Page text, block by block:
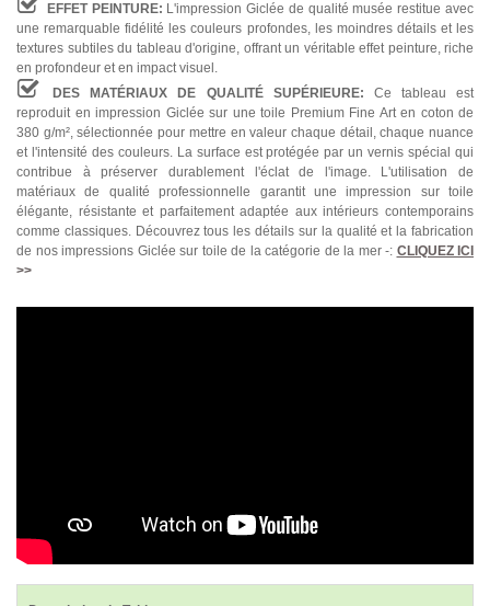
EFFET PEINTURE: L'impression Giclée de qualité musée restitue avec
une remarquable fidélité les couleurs profondes, les moindres détails et les
textures subtiles du tableau d'origine, offrant un véritable effet peinture, riche
en profondeur et en impact visuel.
DES MATÉRIAUX DE QUALITÉ SUPÉRIEURE: Ce tableau est
reproduit en impression Giclée sur une toile Premium Fine Art en coton de
380 g/m², sélectionnée pour mettre en valeur chaque détail, chaque nuance
et l'intensité des couleurs. La surface est protégée par un vernis spécial qui
contribue à préserver durablement l'éclat de l'image. L'utilisation de
matériaux de qualité professionnelle garantit une impression sur toile
élégante, résistante et parfaitement adaptée aux intérieurs contemporains
comme classiques. Découvrez tous les détails sur la qualité et la fabrication
de nos impressions Giclée sur toile de la catégorie de la mer -: CLIQUEZ ICI
>>